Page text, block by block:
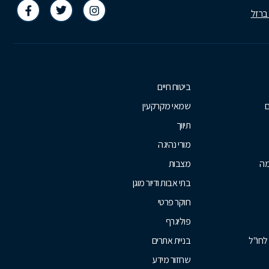
לחו"ל
ביטוח חיים
שמאי מקרקעין
תיווך
מורי נהיגה
מצבות
בתי אבות ודיור מוגן
חוקר פרטי
פוליגרף
בניית אתרים
שחזור מידע